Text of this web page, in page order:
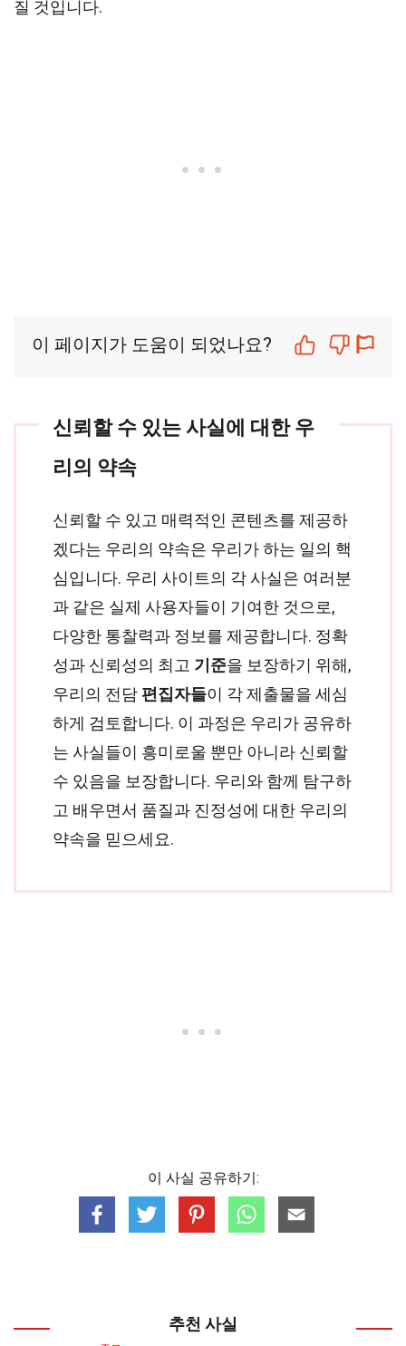
질 것입니다.
이 페이지가 도움이 되었나요?
신뢰할 수 있는 사실에 대한 우
리의 약속
신뢰할 수 있고 매력적인 콘텐츠를 제공하
겠다는 우리의 약속은 우리가 하는 일의 핵
심입니다. 우리 사이트의 각 사실은 여러분
과 같은 실제 사용자들이 기여한 것으로,
다양한 통찰력과 정보를 제공합니다. 정확
성과 신뢰성의 최고 기준을 보장하기 위해,
우리의 전담 편집자들이 각 제출물을 세심
하게 검토합니다. 이 과정은 우리가 공유하
는 사실들이 흥미로울 뿐만 아니라 신뢰할
수 있음을 보장합니다. 우리와 함께 탐구하
고 배우면서 품질과 진정성에 대한 우리의
약속을 믿으세요.
이 사실 공유하기:
추천 사실